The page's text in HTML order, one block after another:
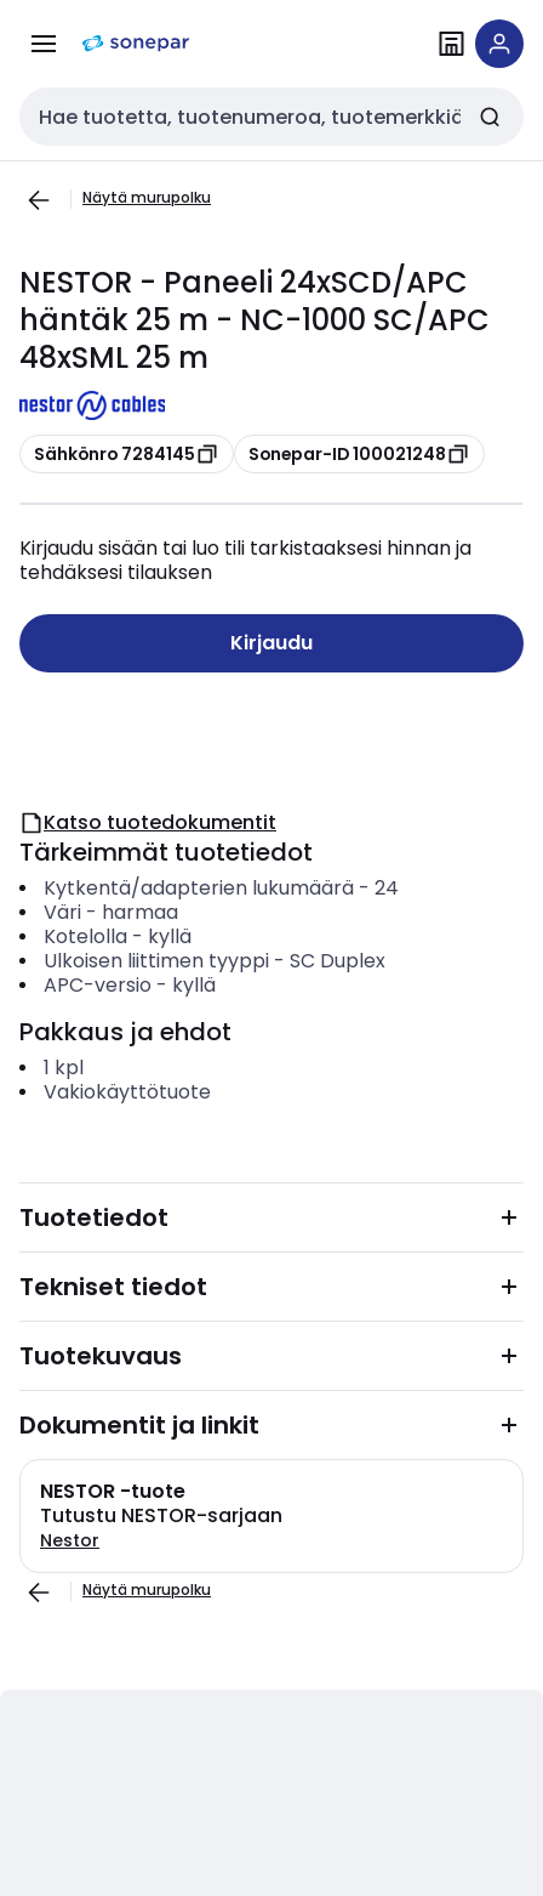
navigointiinsisältöön
Haku
Näytä murupolku
NESTOR - Paneeli 24xSCD/APC
häntäk 25 m - NC-1000 SC/APC
48xSML 25 m
Kopioi
Sähkönro 7284145 Kopioi
Sonepar-ID 100021248
Kirjaudu sisään tai luo tili tarkistaaksesi hinnan ja
tehdäksesi tilauksen
Kirjaudu
Katso tuotedokumentit
Tärkeimmät tuotetiedot
Kytkentä/adapterien lukumäärä- 24
Väri- harmaa
Kotelolla- kyllä
Ulkoisen liittimen tyyppi- SC Duplex
APC-versio - kyllä
Pakkaus ja ehdot
1 kpl
Vakiokäyttötuote
Tuotetiedot
Tekniset tiedot
Tuotekuvaus
Dokumentit ja linkit
NESTOR -tuote
Tutustu NESTOR-sarjaan
Nestor
Näytä murupolku